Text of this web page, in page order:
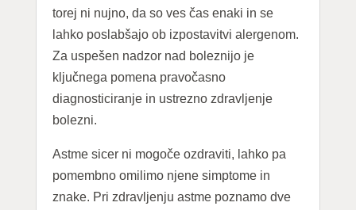
torej ni nujno, da so ves čas enaki in se
lahko poslabšajo ob izpostavitvi alergenom.
Za uspešen nadzor nad boleznijo je
ključnega pomena pravočasno
diagnosticiranje in ustrezno zdravljenje
bolezni.
Astme sicer ni mogoče ozdraviti, lahko pa
pomembno omilimo njene simptome in
znake. Pri zdravljenju astme poznamo dve